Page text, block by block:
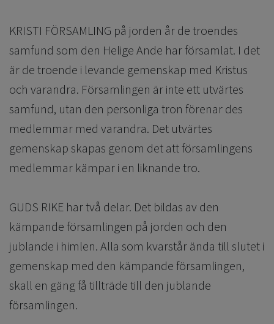
KRISTI FÖRSAMLING på jorden år de troendes
samfund som den Helige Ande har församlat. I det
är de troende i levande gemenskap med Kristus
och varandra. Församlingen är inte ett utvärtes
samfund, utan den personliga tron förenar des
medlemmar med varandra. Det utvärtes
gemenskap skapas genom det att församlingens
medlemmar kämpar i en liknande tro.
GUDS RIKE har två delar. Det bildas av den
kämpande församlingen på jorden och den
jublande i himlen. Alla som kvarstår ända till slutet i
gemenskap med den kämpande församlingen,
skall en gäng få tillträde till den jublande
församlingen.